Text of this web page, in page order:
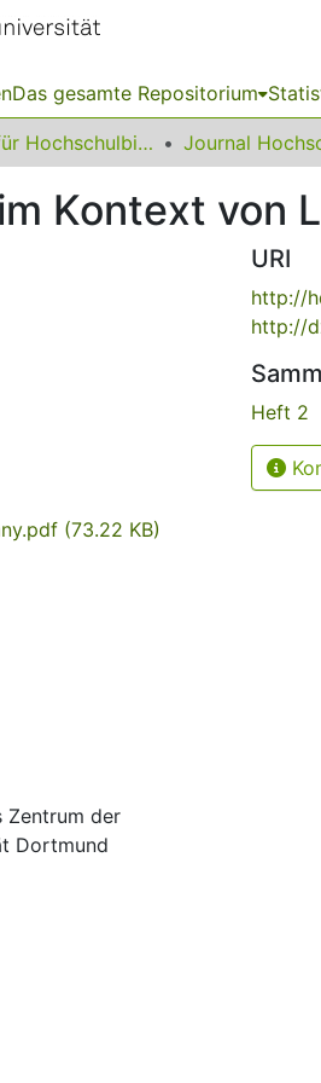
Das gesamte Repositorium
Zentrum für Hochschulbildung (zhb)
Kontext von
(73.22 KB)
Zentrum der
Dortmund
URI
http://
http://
Heft 2